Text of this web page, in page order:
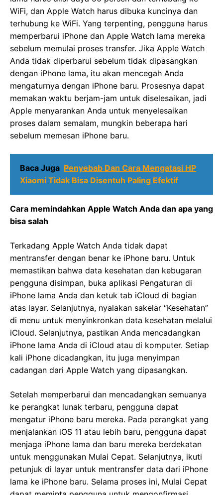
WiFi, dan Apple Watch harus dibuka kuncinya dan
terhubung ke WiFi. Yang terpenting, pengguna harus
memperbarui iPhone dan Apple Watch lama mereka
sebelum memulai proses transfer. Jika Apple Watch
Anda tidak diperbarui sebelum tidak dipasangkan
dengan iPhone lama, itu akan mencegah Anda
mengaturnya dengan iPhone baru. Prosesnya dapat
memakan waktu berjam-jam untuk diselesaikan, jadi
Apple menyarankan Anda untuk menyelesaikan
proses dalam semalam, mungkin beberapa hari
sebelum memesan iPhone baru.
Baca Juga Penyebab Dan Cara Mengatasi HP
Xiaomi Tidak Bisa Disentuh Paling Efektif
Cara memindahkan Apple Watch Anda dan apa yang
bisa salah
Terkadang Apple Watch Anda tidak dapat
mentransfer dengan benar ke iPhone baru. Untuk
memastikan bahwa data kesehatan dan kebugaran
pengguna disimpan, buka aplikasi Pengaturan di
iPhone lama Anda dan ketuk tab iCloud di bagian
atas layar. Selanjutnya, nyalakan sakelar “Kesehatan”
di menu untuk menyinkronkan data kesehatan melalui
iCloud. Selanjutnya, pastikan Anda mencadangkan
iPhone lama Anda di iCloud atau di komputer. Setiap
kali iPhone dicadangkan, itu juga menyimpan
cadangan dari Apple Watch yang dipasangkan.
Setelah memperbarui dan mencadangkan semuanya
ke perangkat lunak terbaru, pengguna dapat
mengatur iPhone baru mereka. Pada perangkat yang
menjalankan iOS 11 atau lebih baru, pengguna dapat
menjaga iPhone lama dan baru mereka berdekatan
untuk menggunakan Mulai Cepat. Selanjutnya, ikuti
petunjuk di layar untuk mentransfer data dari iPhone
lama ke iPhone baru. Selama proses ini, Mulai Cepat